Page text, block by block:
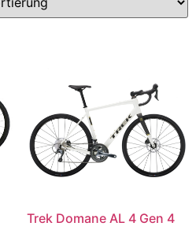
Trek Domane AL 4 Gen 4